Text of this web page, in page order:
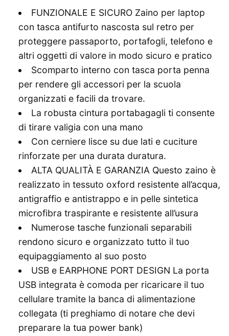
FUNZIONALE E SICURO Zaino per laptop
con tasca antifurto nascosta sul retro per
proteggere passaporto, portafogli, telefono e
altri oggetti di valore in modo sicuro e pratico
Scomparto interno con tasca porta penna
per rendere gli accessori per la scuola
organizzati e facili da trovare.
La robusta cintura portabagagli ti consente
di tirare valigia con una mano
Con cerniere lisce su due lati e cuciture
rinforzate per una durata duratura.
ALTA QUALITÀ E GARANZIA Questo zaino è
realizzato in tessuto oxford resistente all’acqua,
antigraffio e antistrappo e in pelle sintetica
microfibra traspirante e resistente all’usura
Numerose tasche funzionali separabili
rendono sicuro e organizzato tutto il tuo
equipaggiamento al suo posto
USB e EARPHONE PORT DESIGN La porta
USB integrata è comoda per ricaricare il tuo
cellulare tramite la banca di alimentazione
collegata (ti preghiamo di notare che devi
preparare la tua power bank)